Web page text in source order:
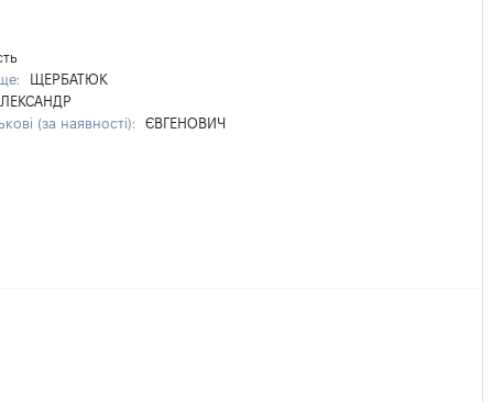
ЩЕРБАТЮК
(за наявності):
ЄВГЕНОВИЧ